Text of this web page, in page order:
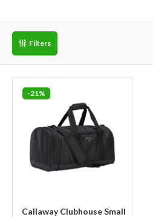
Filters
-21%
Callaway Clubhouse Small